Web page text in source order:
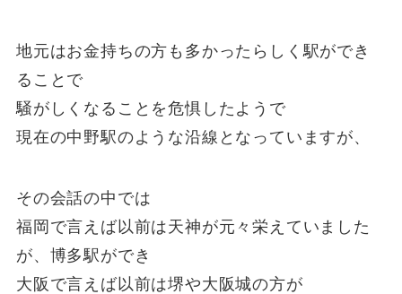
地元はお金持ちの方も多かったらしく駅ができ
ることで
騒がしくなることを危惧したようで
現在の中野駅のような沿線となっていますが、
その会話の中では
福岡で言えば以前は天神が元々栄えていました
が、博多駅ができ
大阪で言えば以前は堺や大阪城の方が